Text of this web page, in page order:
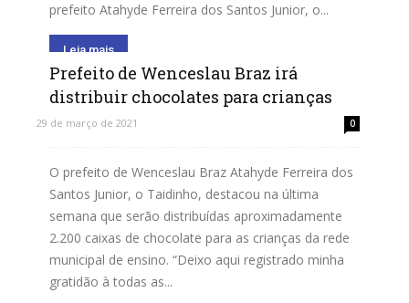
prefeito Atahyde Ferreira dos Santos Junior, o...
Leia mais
Prefeito de Wenceslau Braz irá
distribuir chocolates para crianças
29 de março de 2021 0
O prefeito de Wenceslau Braz Atahyde Ferreira dos
Santos Junior, o Taidinho, destacou na última
semana que serão distribuídas aproximadamente
2.200 caixas de chocolate para as crianças da rede
municipal de ensino. “Deixo aqui registrado minha
gratidão à todas as...